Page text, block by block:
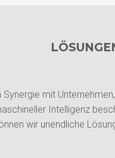
Synergie mit
Intelligenz
wir unendliche